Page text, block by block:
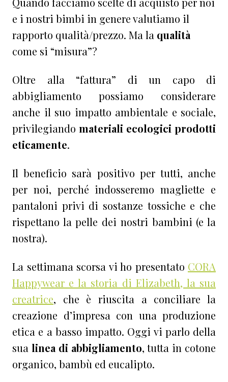
e i nostri bimbi in genere valutiamo il
rapporto qualità/prezzo. Ma la qualità
come si “misura”?
Oltre alla “fattura” di un capo di
abbigliamento possiamo considerare
anche il suo impatto ambientale e sociale,
privilegiando materiali ecologici prodotti
eticamente.
Il beneficio sarà positivo per tutti, anche
per noi, perché indosseremo magliette e
pantaloni privi di sostanze tossiche e che
rispettano la pelle dei nostri bambini (e la
nostra).
La settimana scorsa vi ho presentato CORA
Happywear e la storia di Elizabeth, la sua
creatrice, che è riuscita a conciliare la
creazione d’impresa con una produzione
etica e a basso impatto. Oggi vi parlo della
sua linea di abbigliamento, tutta in cotone
organico, bambù ed eucalipto.